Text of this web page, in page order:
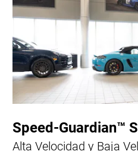
Speed-Guardian™
Alta Velocidad y Baja